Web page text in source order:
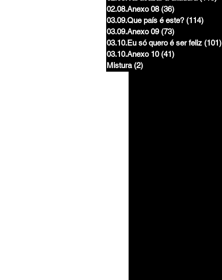
02.08.Anexo 08 (36)
03.09.Que país é este? (114)
03.09.Anexo 09 (73)
03.10.Eu só quero é ser feliz (101)
03.10.Anexo 10 (41)
Mistura (2)